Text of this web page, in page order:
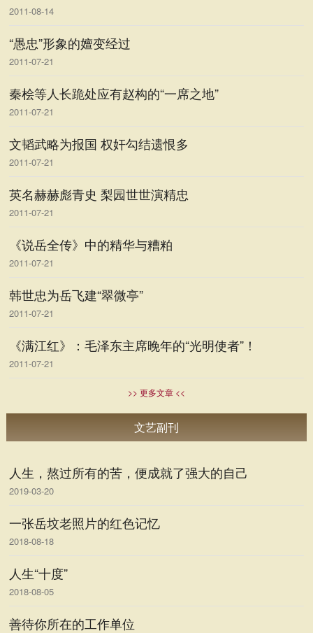
2011-08-14
“愚忠”形象的嬗变经过
2011-07-21
秦桧等人长跪处应有赵构的“一席之地”
2011-07-21
文韬武略为报国 权奸勾结遗恨多
2011-07-21
英名赫赫彪青史 梨园世世演精忠
2011-07-21
《说岳全传》中的精华与糟粕
2011-07-21
韩世忠为岳飞建“翠微亭”
2011-07-21
《满江红》：毛泽东主席晚年的“光明使者”！
2011-07-21
>> 更多文章 <<
文艺副刊
人生，熬过所有的苦，便成就了强大的自己
2019-03-20
一张岳坟老照片的红色记忆
2018-08-18
人生“十度”
2018-08-05
善待你所在的工作单位